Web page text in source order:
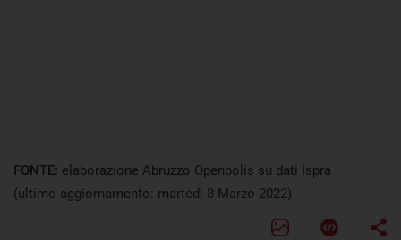
FONTE: elaborazione Abruzzo Openpolis su dati Ispra
(ultimo aggiornamento: martedì 8 Marzo 2022)